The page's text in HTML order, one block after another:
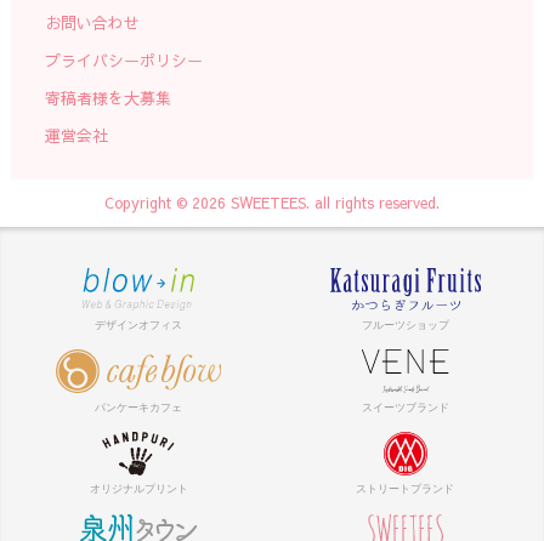
お問い合わせ
プライバシーポリシー
寄稿者様を大募集
運営会社
Copyright © 2026 SWEETEES. all rights reserved.